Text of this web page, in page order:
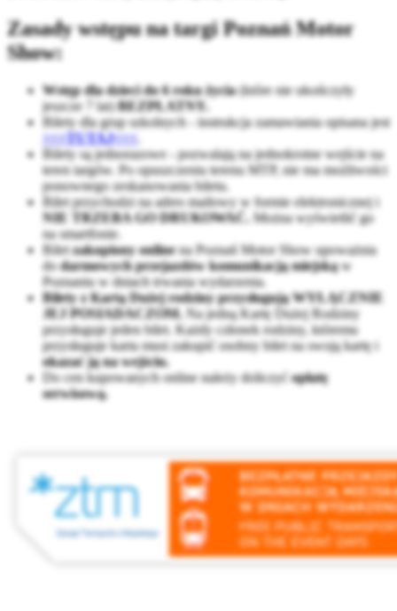
Zasady wstępu na targi Poznań Motor
Show:
Wstęp dla dzieci do 6 roku życia(które nie ukończyły
jeszcze 7 lat)BEZPŁATNY.
Bilety dla grup szkolnych - instrukcja zamawiania opisana jest
>>>TUTAJ<<<
Bilety są jednorazowe - pozwalają na jednokrotne wejście na
teren targów. Po opuszczeniu terenu MTP, nie ma możliwości
ponownego zeskanowania biletu.
Bilet przychodzi na adres mailowy w formie elektronicznej i
NIE TRZEBA GO DRUKOWAĆ.
Można wyświetlić go
na smartfonie.
Biletzakupiony onlinena Poznań Motor Show upoważnia
dodarmowych przejazdów komunikacją miejskąw
Poznaniu w dniach trwania wydarzenia.
Bilety z Kartą Dużej rodziny przysługują WYŁĄCZNIE
JEJ POSIADACZOM. Na jedną Kartę Dużej Rodziny
przysługuje jeden bilet. Każdy członek rodziny, któremu
przysługuje karta musi zakupić osobny bilet na swoją kartę i
okazać ją na wejściu.
Do cen kupowanych online należy doliczyćopłatę
serwisową.